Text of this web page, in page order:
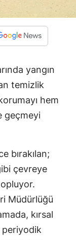
yangın
temizlik
hem
geçmeyi
bırakılan;
çevreye
Müdürlüğü
kırsal
periyodik